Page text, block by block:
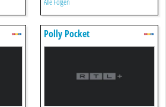
Polly Pocket